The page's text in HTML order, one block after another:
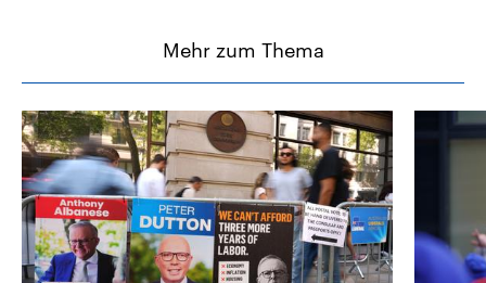
Mehr zum Thema